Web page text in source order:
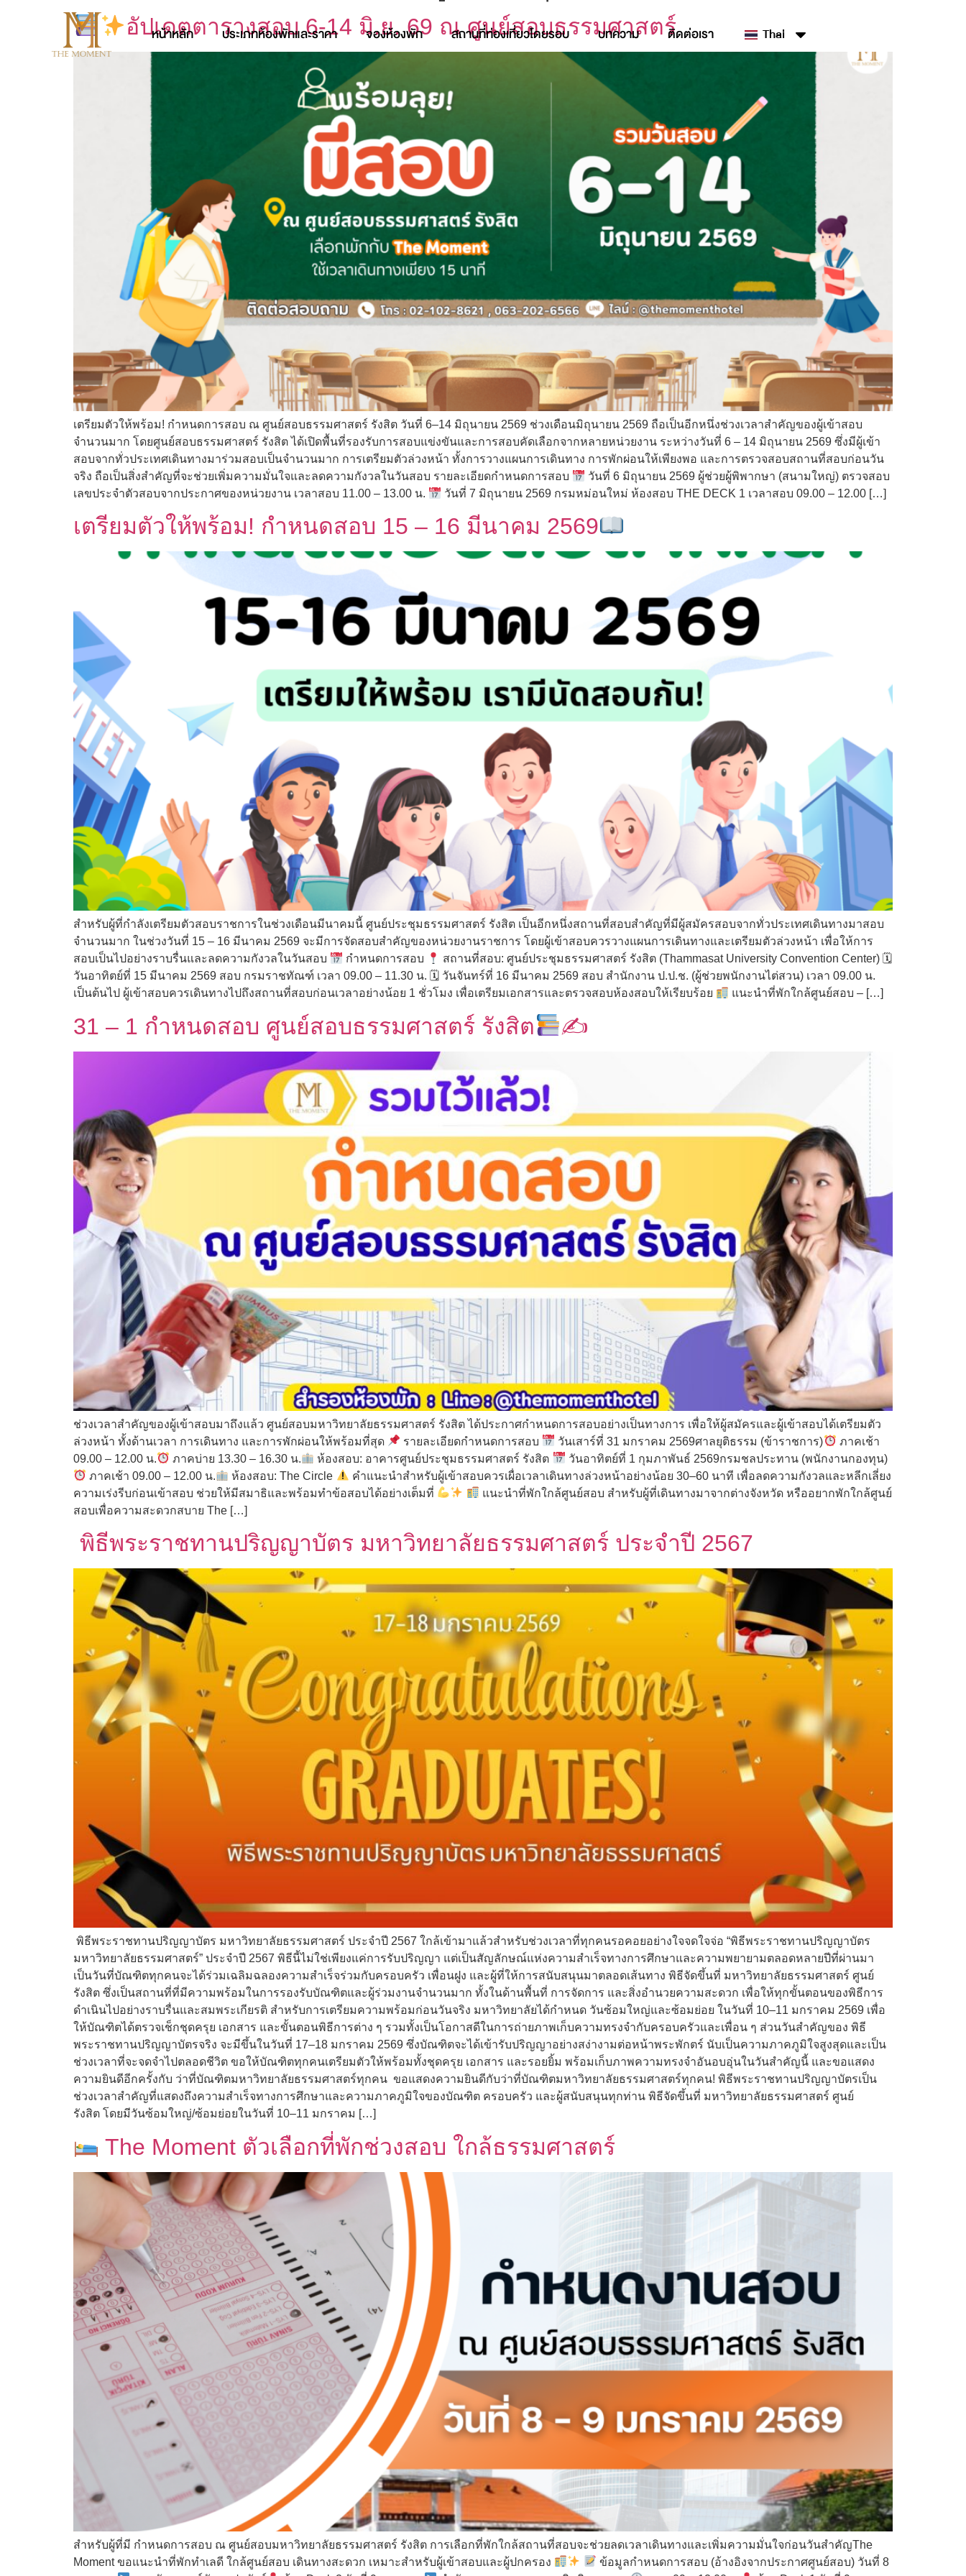
หน้าหลัก ประเภทห้องพักและราคา จองห้องพัก สถานที่ท่องเที่ยวโดยรอบ บทความ ติดต่อเรา Thai
อัปเดตตารางสอบ 6-14 มิ.ย. 69 ณ ศูนย์สอบธรรมศาสตร์
เตรียมตัวให้พร้อม! กำหนดการสอบ ณ ศูนย์สอบธรรมศาสตร์ รังสิต วันที่ 6–14 มิถุนายน 2569 ช่วงเดือนมิถุนายน 2569 ถือเป็นอีกหนึ่งช่วงเวลาสำคัญของผู้เข้าสอบ
จำนวนมาก โดยศูนย์สอบธรรมศาสตร์ รังสิต ได้เปิดพื้นที่รองรับการสอบแข่งขันและการสอบคัดเลือกจากหลายหน่วยงาน ระหว่างวันที่ 6 – 14 มิถุนายน 2569 ซึ่งมีผู้เข้า
สอบจากทั่วประเทศเดินทางมาร่วมสอบเป็นจำนวนมาก การเตรียมตัวล่วงหน้า ทั้งการวางแผนการเดินทาง การพักผ่อนให้เพียงพอ และการตรวจสอบสถานที่สอบก่อนวัน
จริง ถือเป็นสิ่งสำคัญที่จะช่วยเพิ่มความมั่นใจและลดความกังวลในวันสอบ รายละเอียดกำหนดการสอบ
วันที่ 6 มิถุนายน 2569 ผู้ช่วยผู้พิพากษา (สนามใหญ่) ตรวจสอบ
เลขประจำตัวสอบจากประกาศของหน่วยงาน เวลาสอบ 11.00 – 13.00 น.
วันที่ 7 มิถุนายน 2569 กรมหม่อนใหม่ ห้องสอบ THE DECK 1 เวลาสอบ 09.00 – 12.00 […]
เตรียมตัวให้พร้อม! กำหนดสอบ 15 – 16 มีนาคม 2569
สำหรับผู้ที่กำลังเตรียมตัวสอบราชการในช่วงเดือนมีนาคมนี้ ศูนย์ประชุมธรรมศาสตร์ รังสิต เป็นอีกหนึ่งสถานที่สอบสำคัญที่มีผู้สมัครสอบจากทั่วประเทศเดินทางมาสอบ
จำนวนมาก ในช่วงวันที่ 15 – 16 มีนาคม 2569 จะมีการจัดสอบสำคัญของหน่วยงานราชการ โดยผู้เข้าสอบควรวางแผนการเดินทางและเตรียมตัวล่วงหน้า เพื่อให้การ
สอบเป็นไปอย่างราบรื่นและลดความกังวลในวันสอบ
กำหนดการสอบ
สถานที่สอบ: ศูนย์ประชุมธรรมศาสตร์ รังสิต (Thammasat University Convention Center) 🗓
วันอาทิตย์ที่ 15 มีนาคม 2569 สอบ กรมราชทัณฑ์ เวลา 09.00 – 11.30 น. 🗓 วันจันทร์ที่ 16 มีนาคม 2569 สอบ สำนักงาน ป.ป.ช. (ผู้ช่วยพนักงานไต่สวน) เวลา 09.00 น.
เป็นต้นไป ผู้เข้าสอบควรเดินทางไปถึงสถานที่สอบก่อนเวลาอย่างน้อย 1 ชั่วโมง เพื่อเตรียมเอกสารและตรวจสอบห้องสอบให้เรียบร้อย
แนะนำที่พักใกล้ศูนย์สอบ – […]
31 – 1 กำหนดสอบ ศูนย์สอบธรรมศาสตร์ รังสิต ✍
ช่วงเวลาสำคัญของผู้เข้าสอบมาถึงแล้ว ศูนย์สอบมหาวิทยาลัยธรรมศาสตร์ รังสิต ได้ประกาศกำหนดการสอบอย่างเป็นทางการ เพื่อให้ผู้สมัครและผู้เข้าสอบได้เตรียมตัว
ล่วงหน้า ทั้งด้านเวลา การเดินทาง และการพักผ่อนให้พร้อมที่สุด
รายละเอียดกำหนดการสอบ วันเสาร์ที่ 31 มกราคม 2569ศาลยุติธรรม (ข้าราชการ)
ภาคเช้า
09.00 – 12.00 น.
ภาคบ่าย 13.30 – 16.30 น. ห้องสอบ: อาคารศูนย์ประชุมธรรมศาสตร์ รังสิต
วันอาทิตย์ที่ 1 กุมภาพันธ์ 2569กรมชลประทาน (พนักงานกองทุน)
ภาคเช้า 09.00 – 12.00 น.
ห้องสอบ: The Circle
คำแนะนำสำหรับผู้เข้าสอบควรเผื่อเวลาเดินทางล่วงหน้าอย่างน้อย 30–60 นาที เพื่อลดความกังวลและหลีกเลี่ยง
ความเร่งรีบก่อนเข้าสอบ ช่วยให้มีสมาธิและพร้อมทำข้อสอบได้อย่างเต็มที่
แนะนำที่พักใกล้ศูนย์สอบ สำหรับผู้ที่เดินทางมาจากต่างจังหวัด หรืออยากพักใกล้ศูนย์
สอบเพื่อความสะดวกสบาย The […]
พิธีพระราชทานปริญญาบัตร มหาวิทยาลัยธรรมศาสตร์ ประจำปี 2567
พิธีพระราชทานปริญญาบัตร มหาวิทยาลัยธรรมศาสตร์ ประจำปี 2567 ใกล้เข้ามาแล้วสำหรับช่วงเวลาที่ทุกคนรอคอยอย่างใจจดใจจ่อ “พิธีพระราชทานปริญญาบัตร
มหาวิทยาลัยธรรมศาสตร์” ประจำปี 2567 พิธีนี้ไม่ใช่เพียงแค่การรับปริญญา แต่เป็นสัญลักษณ์แห่งความสำเร็จทางการศึกษาและความพยายามตลอดหลายปีที่ผ่านมา
เป็นวันที่บัณฑิตทุกคนจะได้ร่วมเฉลิมฉลองความสำเร็จร่วมกับครอบครัว เพื่อนฝูง และผู้ที่ให้การสนับสนุนมาตลอดเส้นทาง พิธีจัดขึ้นที่ มหาวิทยาลัยธรรมศาสตร์ ศูนย์
รังสิต ซึ่งเป็นสถานที่ที่มีความพร้อมในการรองรับบัณฑิตและผู้ร่วมงานจำนวนมาก ทั้งในด้านพื้นที่ การจัดการ และสิ่งอำนวยความสะดวก เพื่อให้ทุกขั้นตอนของพิธีการ
ดำเนินไปอย่างราบรื่นและสมพระเกียรติ สำหรับการเตรียมความพร้อมก่อนวันจริง มหาวิทยาลัยได้กำหนด วันซ้อมใหญ่และซ้อมย่อย ในวันที่ 10–11 มกราคม 2569 เพื่อ
ให้บัณฑิตได้ตรวจเช็กชุดครุย เอกสาร และขั้นตอนพิธีการต่าง ๆ รวมทั้งเป็นโอกาสดีในการถ่ายภาพเก็บความทรงจำกับครอบครัวและเพื่อน ๆ ส่วนวันสำคัญของ พิธี
พระราชทานปริญญาบัตรจริง จะมีขึ้นในวันที่ 17–18 มกราคม 2569 ซึ่งบัณฑิตจะได้เข้ารับปริญญาอย่างสง่างามต่อหน้าพระพักตร์ นับเป็นความภาคภูมิใจสูงสุดและเป็น
ช่วงเวลาที่จะจดจำไปตลอดชีวิต ขอให้บัณฑิตทุกคนเตรียมตัวให้พร้อมทั้งชุดครุย เอกสาร และรอยยิ้ม พร้อมเก็บภาพความทรงจำอันอบอุ่นในวันสำคัญนี้ และขอแสดง
ความยินดีอีกครั้งกับ ว่าที่บัณฑิตมหาวิทยาลัยธรรมศาสตร์ทุกคน ขอแสดงความยินดีกับว่าที่บัณฑิตมหาวิทยาลัยธรรมศาสตร์ทุกคน! พิธีพระราชทานปริญญาบัตรเป็น
ช่วงเวลาสำคัญที่แสดงถึงความสำเร็จทางการศึกษาและความภาคภูมิใจของบัณฑิต ครอบครัว และผู้สนับสนุนทุกท่าน พิธีจัดขึ้นที่ มหาวิทยาลัยธรรมศาสตร์ ศูนย์
รังสิต โดยมีวันซ้อมใหญ่/ซ้อมย่อยในวันที่ 10–11 มกราคม […]
The Moment ตัวเลือกที่พักช่วงสอบ ใกล้ธรรมศาสตร์
สำหรับผู้ที่มี กำหนดการสอบ ณ ศูนย์สอบมหาวิทยาลัยธรรมศาสตร์ รังสิต การเลือกที่พักใกล้สถานที่สอบจะช่วยลดเวลาเดินทางและเพิ่มความมั่นใจก่อนวันสำคัญThe
Moment ขอแนะนำที่พักทำเลดี ใกล้ศูนย์สอบ เดินทางสะดวก เหมาะสำหรับผู้เข้าสอบและผู้ปกครอง
ข้อมูลกำหนดการสอบ (อ้างอิงจากประกาศศูนย์สอบ) วันที่ 8